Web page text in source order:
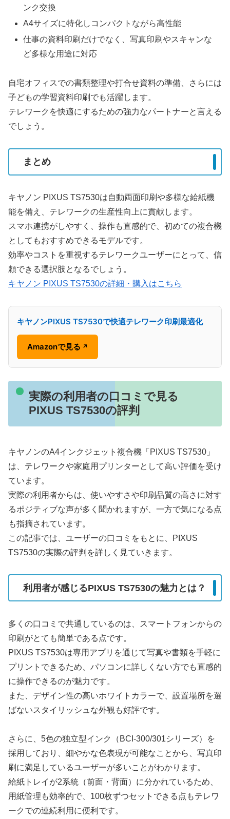
ンク交換
A4サイズに特化しコンパクトながら高性能
仕事の資料印刷だけでなく、写真印刷やスキャンな
ど多様な用途に対応
自宅オフィスでの書類整理や打合せ資料の準備、さらには
子どもの学習資料印刷でも活躍します。
テレワークを快適にするための強力なパートナーと言える
でしょう。
まとめ
キヤノン PIXUS TS7530は自動両面印刷や多様な給紙機
能を備え、テレワークの生産性向上に貢献します。
スマホ連携がしやすく、操作も直感的で、初めての複合機
としてもおすすめできるモデルです。
効率やコストを重視するテレワークユーザーにとって、信
頼できる選択肢となるでしょう。
キヤノン PIXUS TS7530の詳細・購入はこちら
キヤノンPIXUS TS7530で快適テレワーク印刷最適化
Amazonで見る ↗
実際の利用者の口コミで見る
PIXUS TS7530の評判
キヤノンのA4インクジェット複合機「PIXUS TS7530」
は、テレワークや家庭用プリンターとして高い評価を受け
ています。
実際の利用者からは、使いやすさや印刷品質の高さに対す
るポジティブな声が多く聞かれますが、一方で気になる点
も指摘されています。
この記事では、ユーザーの口コミをもとに、PIXUS
TS7530の実際の評判を詳しく見ていきます。
利用者が感じるPIXUS TS7530の魅力とは？
多くの口コミで共通しているのは、スマートフォンからの
印刷がとても簡単である点です。
PIXUS TS7530は専用アプリを通じて写真や書類を手軽に
プリントできるため、パソコンに詳しくない方でも直感的
に操作できるのが魅力です。
また、デザイン性の高いホワイトカラーで、設置場所を選
ばないスタイリッシュな外観も好評です。
さらに、5色の独立型インク（BCI-300/301シリーズ）を
採用しており、細やかな色表現が可能なことから、写真印
刷に満足しているユーザーが多いことがわかります。
給紙トレイが2系統（前面・背面）に分かれているため、
用紙管理も効率的で、100枚ずつセットできる点もテレワ
ークでの連続利用に便利です。